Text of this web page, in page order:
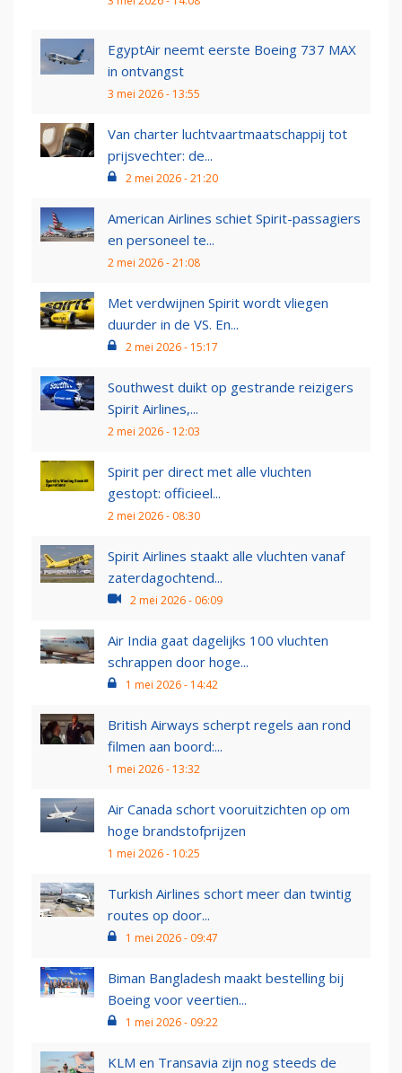
EgyptAir neemt eerste Boeing 737 MAX
in ontvangst
3 mei 2026 - 13:55
Van charter luchtvaartmaatschappij tot
prijsvechter: de...
2 mei 2026 - 21:20
American Airlines schiet Spirit-passagiers
en personeel te...
2 mei 2026 - 21:08
Met verdwijnen Spirit wordt vliegen
duurder in de VS. En...
2 mei 2026 - 15:17
Southwest duikt op gestrande reizigers
Spirit Airlines,...
2 mei 2026 - 12:03
Spirit per direct met alle vluchten
gestopt: officieel...
2 mei 2026 - 08:30
Spirit Airlines staakt alle vluchten vanaf
zaterdagochtend...
2 mei 2026 - 06:09
Air India gaat dagelijks 100 vluchten
schrappen door hoge...
1 mei 2026 - 14:42
British Airways scherpt regels aan rond
filmen aan boord:...
1 mei 2026 - 13:32
Air Canada schort vooruitzichten op om
hoge brandstofprijzen
1 mei 2026 - 10:25
Turkish Airlines schort meer dan twintig
routes op door...
1 mei 2026 - 09:47
Biman Bangladesh maakt bestelling bij
Boeing voor veertien...
1 mei 2026 - 09:22
KLM en Transavia zijn nog steeds de